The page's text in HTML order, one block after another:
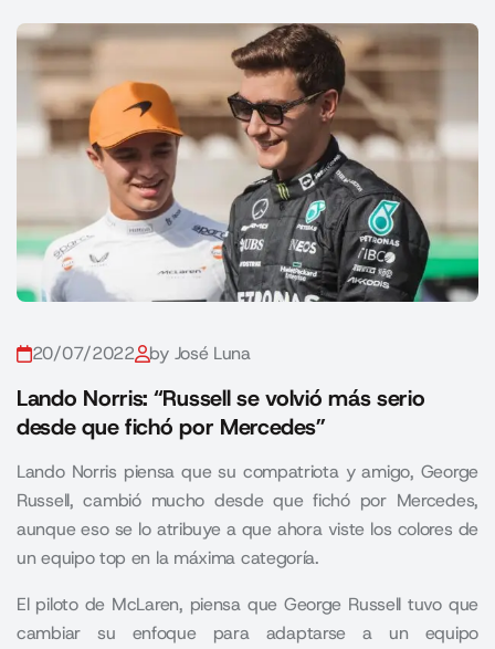
20/07/2022 by José Luna
Lando Norris: “Russell se volvió más serio
desde que fichó por Mercedes”
Lando Norris piensa que su compatriota y amigo, George
Russell, cambió mucho desde que fichó por Mercedes,
aunque eso se lo atribuye a que ahora viste los colores de
un equipo top en la máxima categoría.
El piloto de McLaren, piensa que George Russell tuvo que
cambiar su enfoque para adaptarse a un equipo